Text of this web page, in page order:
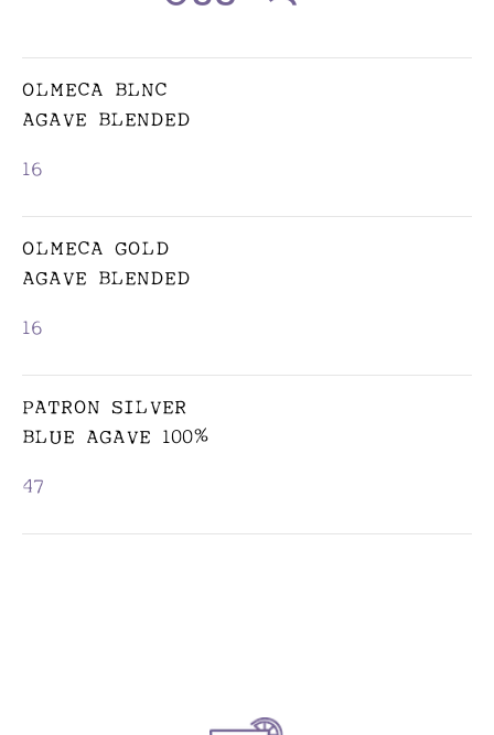
OLMECA BLNC
AGAVE BLENDED
16
OLMECA GOLD
AGAVE BLENDED
16
PATRON SILVER
BLUE AGAVE 100%
47
NIGHTCAP
COCKTAILS